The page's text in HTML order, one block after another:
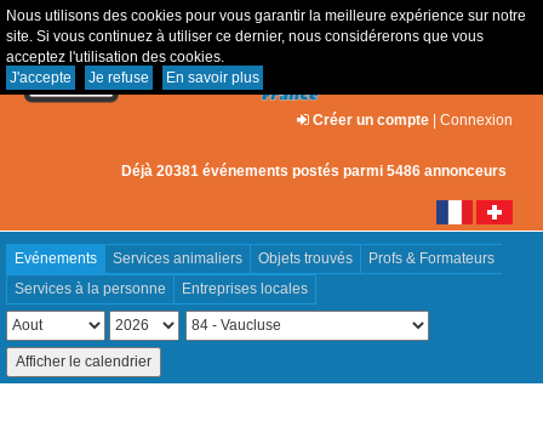
Nous utilisons des cookies pour vous garantir la meilleure expérience sur notre
site. Si vous continuez à utiliser ce dernier, nous considérerons que vous
acceptez l'utilisation des cookies.
J'accepte
Je refuse En savoir plus
Créer un compte | Connexion
Déjà 20381 événements postés parmi 5486 annonceurs
Evénements Services animaliers Objets trouvés
Profs & Formateurs
Services à la personne
Entreprises locales